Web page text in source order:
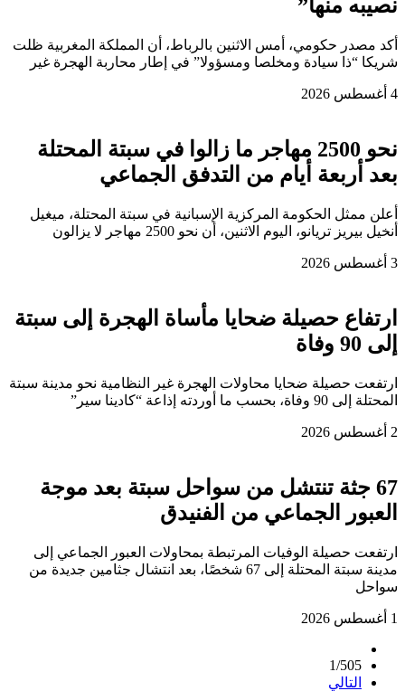
نصيبه منها”
أكد مصدر حكومي، أمس الاثنين بالرباط، أن المملكة المغربية ظلت
شريكا “ذا سيادة ومخلصا ومسؤولا” في إطار محاربة الهجرة غير
4 أغسطس 2026
نحو 2500 مهاجر ما زالوا في سبتة المحتلة
بعد أربعة أيام من التدفق الجماعي
أعلن ممثل الحكومة المركزية الإسبانية في سبتة المحتلة، ميغيل
أنخيل بيريز تريانو، اليوم الاثنين، أن نحو 2500 مهاجر لا يزالون
3 أغسطس 2026
ارتفاع حصيلة ضحايا مأساة الهجرة إلى سبتة
إلى 90 وفاة
ارتفعت حصيلة ضحايا محاولات الهجرة غير النظامية نحو مدينة سبتة
المحتلة إلى 90 وفاة، بحسب ما أوردته إذاعة “كادينا سير”
2 أغسطس 2026
67 جثة تنتشل من سواحل سبتة بعد موجة
العبور الجماعي من الفنيدق
ارتفعت حصيلة الوفيات المرتبطة بمحاولات العبور الجماعي إلى
مدينة سبتة المحتلة إلى 67 شخصًا، بعد انتشال جثامين جديدة من
سواحل
1 أغسطس 2026
1/505
التالي